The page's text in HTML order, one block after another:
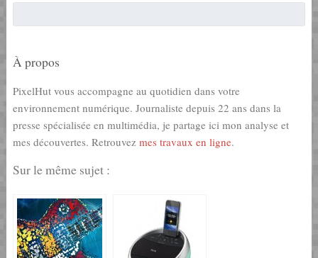
À propos
PixelHut vous accompagne au quotidien dans votre
environnement numérique. Journaliste depuis 22 ans dans la
presse spécialisée en multimédia, je partage ici mon analyse et
mes découvertes. Retrouvez mes travaux en ligne.
Sur le même sujet :